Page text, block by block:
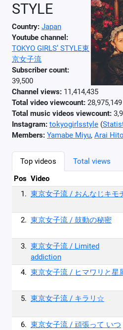
STYLE
Country: Japan
Youtube channel:
TOKYO GIRLS’ STYLE東
京女子流
Subscriber count:
39,500
Channel views: 11,414,435
Total video viewcount: 28,975,149
Total music videos viewcount:
Instagram: tokyogirlsstyle (
Members: Yamabe Miyu, Arai
Top videos
Total views
Pos Video
1. 東京女子流 / おんなじキモ
2. 東京女子流 / 鼓動の秘密
3. 東京女子流 / Limited
addiction
4. 東京女子流 / ヒマワリと星
5. 東京女子流 / キラリ☆
6. 東京女子流 / 頑張って いつ